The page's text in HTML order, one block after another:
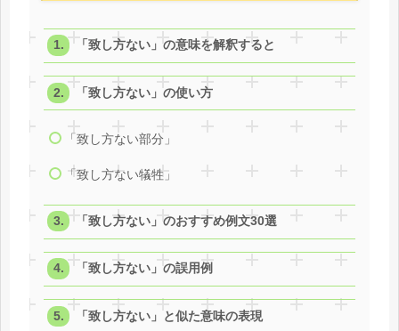
「致し方ない」の意味を解釈すると
「致し方ない」の使い方
「致し方ない部分」
「致し方ない犠牲」
「致し方ない」のおすすめ例文30選
「致し方ない」の誤用例
「致し方ない」と似た意味の表現